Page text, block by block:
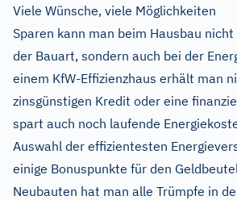
Viele Wünsche, viele Möglichkeiten
Sparen kann man beim Hausbau
der Bauart, sondern auch bei der
einem KfW-Effizienzhaus erhält man
zinsgünstigen Kredit oder eine
spart auch noch laufende
Auswahl der effizientesten
einige Bonuspunkte für den
Neubauten hat man alle Trümpfe in